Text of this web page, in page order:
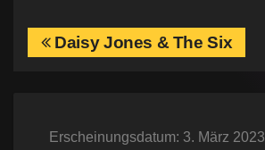
BDaisy Jones & The Six
Erscheinungsdatum: 3. März 2023